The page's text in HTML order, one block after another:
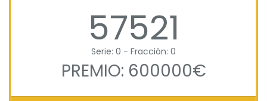
57521
Serie: 0 - Fracción: 0
PREMIO: 600000€